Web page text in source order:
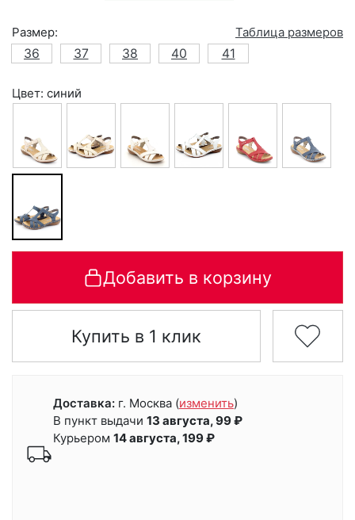
Размер:
Таблица размеров
36
37 38 40 41
Цвет: синий
Добавить в корзину
Купить в 1 клик
Доставка: г. Москва (изменить)
В пункт выдачи 13 августа, 99 ₽
Курьером 14 августа, 199 ₽